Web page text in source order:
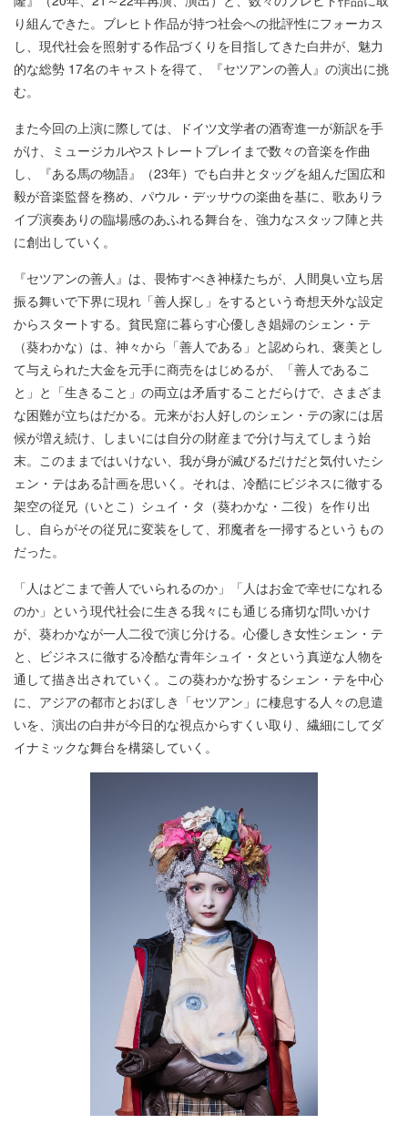
り組んできた。ブレヒト作品が持つ社会への批評性にフォーカス
し、現代社会を照射する作品づくりを目指してきた白井が、魅力
的な総勢 17名のキャストを得て、『セツアンの善人』の演出に挑
む。
また今回の上演に際しては、ドイツ文学者の酒寄進一が新訳を手
がけ、ミュージカルやストレートプレイまで数々の音楽を作曲
し、『ある馬の物語』（23年）でも白井とタッグを組んだ国広和
毅が音楽監督を務め、パウル・デッサウの楽曲を基に、歌ありラ
イブ演奏ありの臨場感のあふれる舞台を、強力なスタッフ陣と共
に創出していく。
『セツアンの善人』は、畏怖すべき神様たちが、人間臭い立ち居
振る舞いで下界に現れ「善人探し」をするという奇想天外な設定
からスタートする。貧民窟に暮らす心優しき娼婦のシェン・テ
（葵わかな）は、神々から「善人である」と認められ、褒美とし
て与えられた大金を元手に商売をはじめるが、「善人であるこ
と」と「生きること」の両立は矛盾することだらけで、さまざま
な困難が立ちはだかる。元来がお人好しのシェン・テの家には居
候が増え続け、しまいには自分の財産まで分け与えてしまう始
末。このままではいけない、我が身が滅びるだけだと気付いたシ
ェン・テはある計画を思いく。それは、冷酷にビジネスに徹する
架空の従兄（いとこ）シュイ・タ（葵わかな・二役）を作り出
し、自らがその従兄に変装をして、邪魔者を一掃するというもの
だった。
「人はどこまで善人でいられるのか」「人はお金で幸せになれる
のか」という現代社会に生きる我々にも通じる痛切な問いかけ
が、葵わかなが一人二役で演じ分ける。心優しき女性シェン・テ
と、ビジネスに徹する冷酷な青年シュイ・タという真逆な人物を
通して描き出されていく。この葵わかな扮するシェン・テを中心
に、アジアの都市とおぼしき「セツアン」に棲息する人々の息遣
いを、演出の白井が今日的な視点からすくい取り、繊細にしてダ
イナミックな舞台を構築していく。